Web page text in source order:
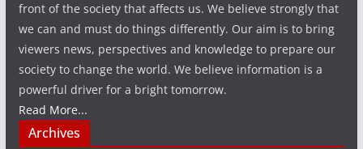
front of the society that affects us. We believe strongly that
we can and must do things differently. Our aim is to bring
viewers news, perspectives and knowledge to prepare our
society to change the world. We believe information is a
powerful driver for a bright tomorrow.
Read More...
Archives